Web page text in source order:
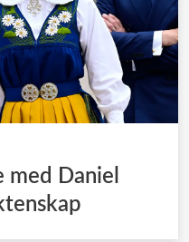
med Daniel